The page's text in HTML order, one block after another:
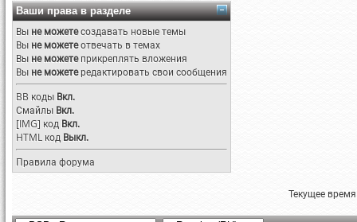
Ваши права в разделе
Вы не можетесоздавать новые темы
Вы не можетеотвечать в темах
Вы не можетеприкреплять вложения
Вы не можетередактировать свои сообщения
BB коды Вкл.
Смайлы Вкл.
[IMG] код Вкл.
HTML код Выкл.
Правила форума
Текущее